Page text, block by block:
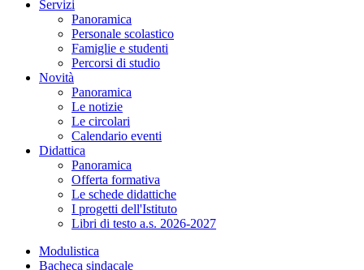
Servizi
Panoramica
Personale scolastico
Famiglie e studenti
Percorsi di studio
Novità
Panoramica
Le notizie
Le circolari
Calendario eventi
Didattica
Panoramica
Offerta formativa
Le schede didattiche
I progetti dell'Istituto
Libri di testo a.s. 2026-2027
Modulistica
Bacheca sindacale